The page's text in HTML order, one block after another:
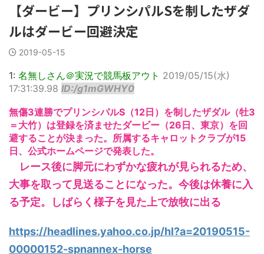
【ダービー】プリンシパルSを制したザダ
ルはダービー回避決定
2019-05-15
1: 名無しさん＠実況で競馬板アウト 2019/05/15(水)
17:31:39.98 ID:/g1mGWHY0
無傷3連勝でプリンシパルS（12日）を制したザダル（牡3
＝大竹）は登録を済ませたダービー（26日、東京）を回
避することが決まった。所属するキャロットクラブが15
日、公式ホームページで発表した。
レース後に脚元にわずかな疲れが見られるため、
大事を取って見送ることになった。今後は休養に入
る予定。しばらく様子を見た上で放牧に出る
https://headlines.yahoo.co.jp/hl?a=20190515-
00000152-spnannex-horse